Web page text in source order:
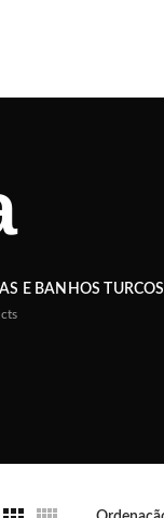
E BANHOS TURCOS